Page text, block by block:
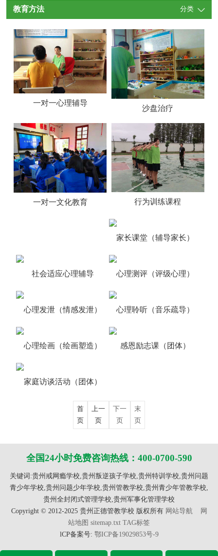
教育方法 分类
一对一心理辅导
沙盘治疗
一对一文化教育 行为训练课程
家长课堂（辅导家长）
社会适应心理辅导 心理测评（评级心理）
心理发泄（情感发泄） 心理聆听（音乐疏导）
心理绘画（绘画塑造） 感恩励志课（团体）
家庭访谈活动（团体）
首
页
上一
页
下一
页
末
页
全国24小时免费咨询热线：400-0700-590
关键词:贵州戒网瘾学校,贵州叛逆孩子学校,贵州特训学校,贵州问题
青少年学校,贵州问题少年学校,贵州管教学校,贵州青少年管教学校,
贵州全封闭式管理学校,贵州军事化管理学校
Copyright © 2012-2025 贵州正德管教学校 版权所有 网站导航
网
站地图 sitemap.txt TAG标签
lCP备案号: 鄂ICP备19029853号-9